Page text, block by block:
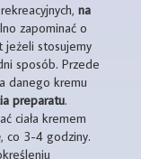
na
zapominać o
jeżeli stosujemy
sposób. Przede
danego kremu
preparatu.
ciała kremem
, co 3-4 godziny.